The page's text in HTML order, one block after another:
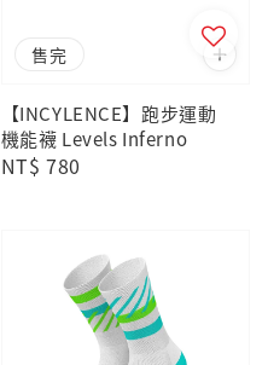
售完
【INCYLENCE】跑步運動
機能襪 Levels Inferno
Regular
NT$ 780